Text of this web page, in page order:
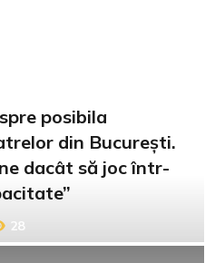
posibila
din București.
dacât să joc într-
28